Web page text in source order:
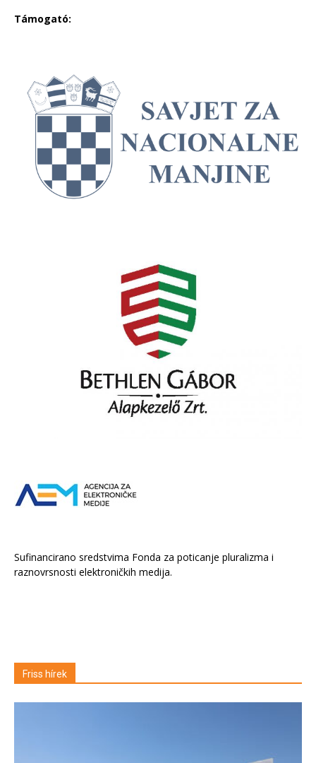
Támogató:
Sufinancirano sredstvima Fonda za poticanje pluralizma i
raznovrsnosti elektroničkih medija.
Friss hírek